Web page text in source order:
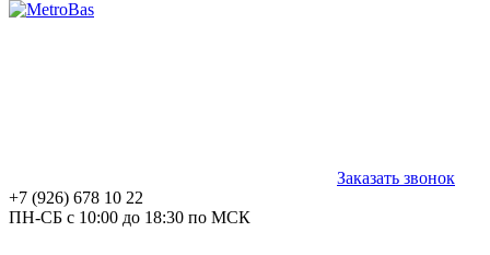
Заказать звонок
+7 (926) 678 10 22
ПН-СБ с 10:00 до 18:30 по МСК